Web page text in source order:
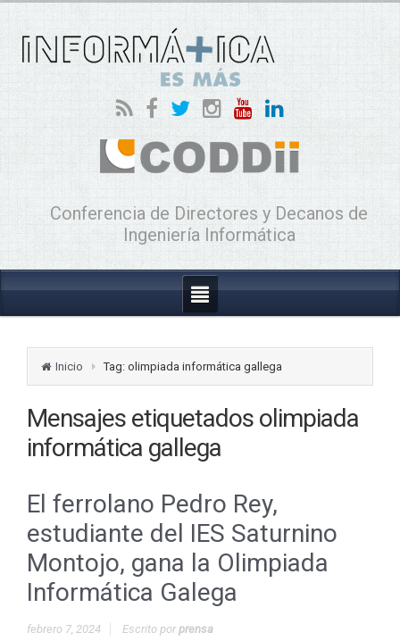
Conferencia de Directores y Decanos de
Ingeniería Informática
Inicio Tag: olimpiada informática gallega
Mensajes etiquetados olimpiada
informática gallega
El ferrolano Pedro Rey,
estudiante del IES Saturnino
Montojo, gana la Olimpiada
Informática Galega
febrero 7, 2024 Escrito porprensa